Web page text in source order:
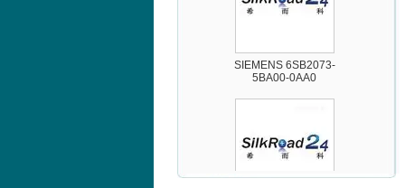
PMA Prozess- und